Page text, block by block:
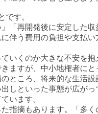
す。
「再開発後に安定した
伴う費用の負担や支払
いくのか大きな不安を
ますが、中小地権者に
ところ、将来的な生活
しといった事態が広が
います。
指摘もあります。「多く